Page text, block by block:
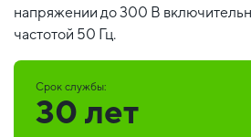
напряжении до 300 В
частотой 50 Гц.
Срок службы:
30 лет